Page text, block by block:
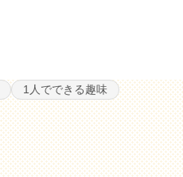
1人でできる趣味